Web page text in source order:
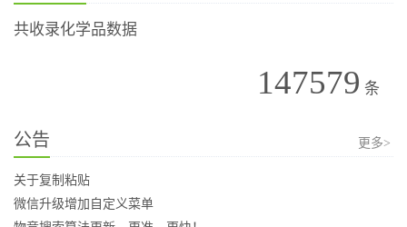
共收录化学品数据
147579 条
公告 更多>
关于复制粘贴
微信升级增加自定义菜单